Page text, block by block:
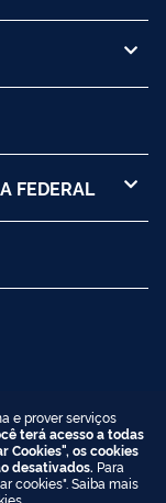
FEDERAL
e prover serviços
terá acesso a todas
Cookies", os cookies
desativados. Para
cookies". Saiba mais
.